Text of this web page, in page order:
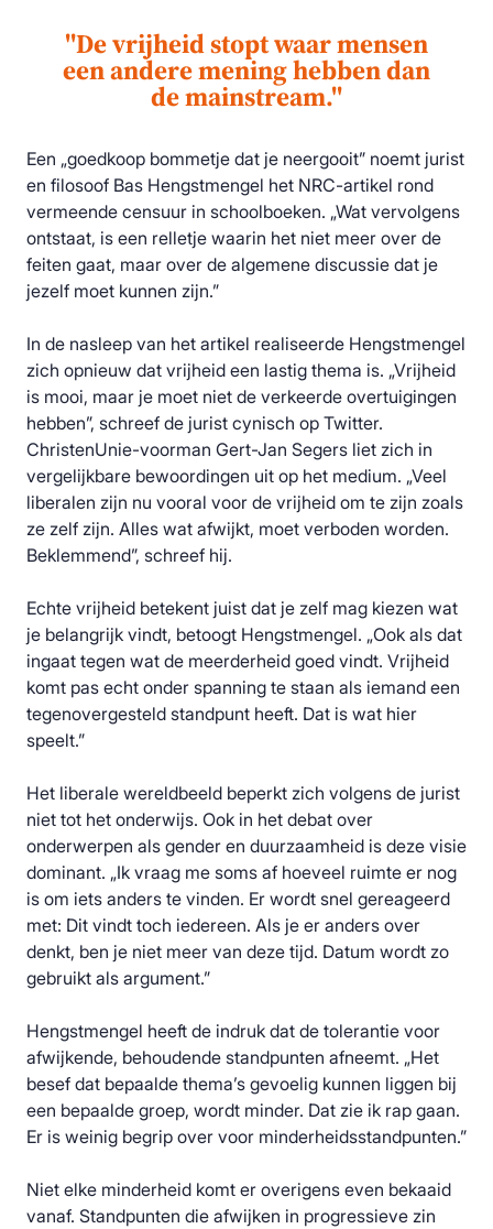
''De vrijheid stopt waar mensen
een andere mening hebben dan
de mainstream.''
Een „goedkoop bommetje dat je neergooit” noemt jurist
en filosoof Bas Hengstmengel het NRC-artikel rond
vermeende censuur in schoolboeken. „Wat vervolgens
ontstaat, is een relletje waarin het niet meer over de
feiten gaat, maar over de algemene discussie dat je
jezelf moet kunnen zijn.”
In de nasleep van het artikel realiseerde Hengstmengel
zich opnieuw dat vrijheid een lastig thema is. „Vrijheid
is mooi, maar je moet niet de verkeerde overtuigingen
hebben”, schreef de jurist cynisch op Twitter.
ChristenUnie-voorman Gert-Jan Segers liet zich in
vergelijkbare bewoordingen uit op het medium. „Veel
liberalen zijn nu vooral voor de vrijheid om te zijn zoals
ze zelf zijn. Alles wat afwijkt, moet verboden worden.
Beklemmend”, schreef hij.
Echte vrijheid betekent juist dat je zelf mag kiezen wat
je belangrijk vindt, betoogt Hengstmengel. „Ook als dat
ingaat tegen wat de meerderheid goed vindt. Vrijheid
komt pas echt onder spanning te staan als iemand een
tegenovergesteld standpunt heeft. Dat is wat hier
speelt.”
Het liberale wereldbeeld beperkt zich volgens de jurist
niet tot het onderwijs. Ook in het debat over
onderwerpen als gender en duurzaamheid is deze visie
dominant. „Ik vraag me soms af hoeveel ruimte er nog
is om iets anders te vinden. Er wordt snel gereageerd
met: Dit vindt toch iedereen. Als je er anders over
denkt, ben je niet meer van deze tijd. Datum wordt zo
gebruikt als argument.”
Hengstmengel heeft de indruk dat de tolerantie voor
afwijkende, behoudende standpunten afneemt. „Het
besef dat bepaalde thema’s gevoelig kunnen liggen bij
een bepaalde groep, wordt minder. Dat zie ik rap gaan.
Er is weinig begrip over voor minderheidsstandpunten.”
Niet elke minderheid komt er overigens even bekaaid
vanaf. Standpunten die afwijken in progressieve zin